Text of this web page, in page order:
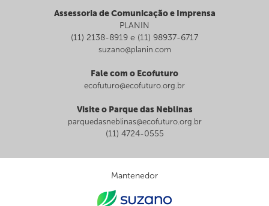
Assessoria de Comunicação e Imprensa
PLANIN
(11) 2138-8919 e (11) 98937-6717
suzano@planin.com
Fale com o Ecofuturo
ecofuturo@ecofuturo.org.br
Visite o Parque das Neblinas
parquedasneblinas@ecofuturo.org.br
(11) 4724-0555
Mantenedor